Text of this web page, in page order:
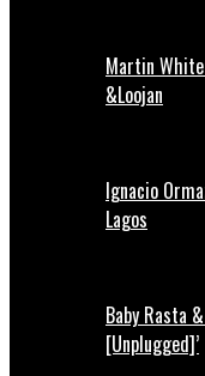
Martin
&Loojan
Ignacio
Lagos
Baby Rasta
[Unplugged]’